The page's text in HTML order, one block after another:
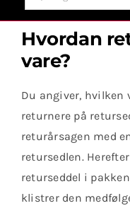
Webshop
Vælg Tilbehør
Invictus Brands
efter:
Hvordan
vare?
Du angiver, hvilken
returnere på
returårsagen med
retursedlen.
returseddel i
klistrer den